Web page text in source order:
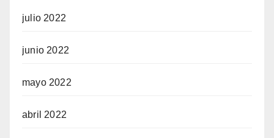
julio 2022
junio 2022
mayo 2022
abril 2022